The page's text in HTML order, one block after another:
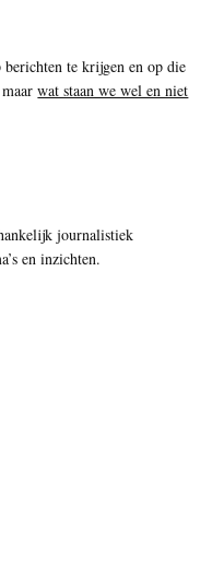
te krijgen en op die
maarwat staan we wel en niet
journalistiek
en inzichten.